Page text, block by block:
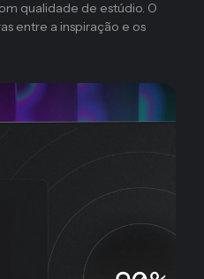
qualidade de estúdio. O
entre a inspiração e os